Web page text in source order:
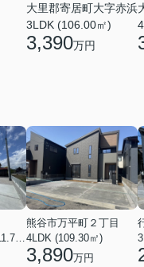
大里郡寄居町大字赤浜
3LDK (106.00㎡)
3,390万円
4LDK＋S(納戸) (111.78㎡)
熊谷市万平町２丁目
4LDK (109.30㎡)
3,890万円